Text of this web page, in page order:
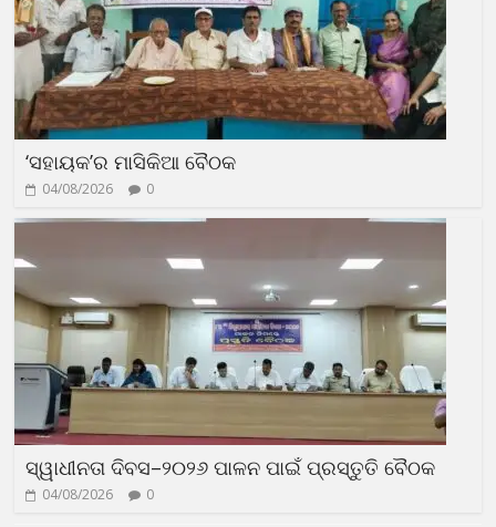
‘ସହାୟକ’ର ମାସିକିଆ ବୈଠକ
04/08/2026 0
ସ୍ୱାଧୀନତା ଦିବସ–୨୦୨୬ ପାଳନ ପାଇଁ ପ୍ରସ୍ତୁତି ବୈଠକ
04/08/2026 0